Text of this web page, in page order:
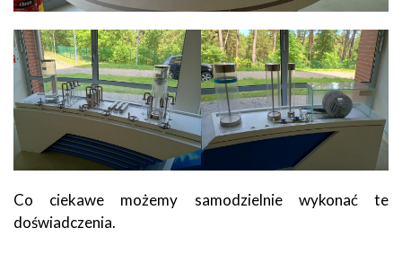
Co ciekawe możemy samodzielnie wykonać te
doświadczenia.